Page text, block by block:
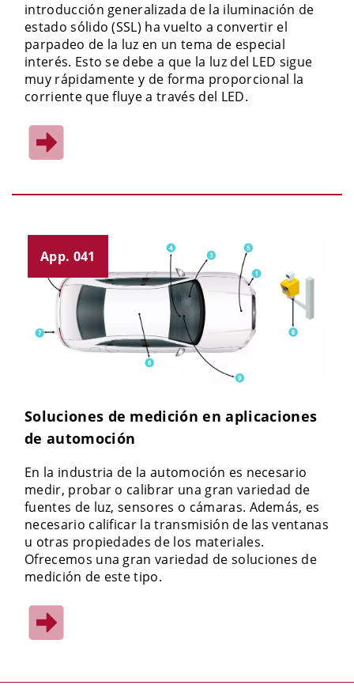
introducción generalizada de la iluminación de
estado sólido (SSL) ha vuelto a convertir el
parpadeo de la luz en un tema de especial
interés. Esto se debe a que la luz del LED sigue
muy rápidamente y de forma proporcional la
corriente que fluye a través del LED.
App. 041
Soluciones de medición en aplicaciones
de automoción
En la industria de la automoción es necesario
medir, probar o calibrar una gran variedad de
fuentes de luz, sensores o cámaras. Además, es
necesario calificar la transmisión de las ventanas
u otras propiedades de los materiales.
Ofrecemos una gran variedad de soluciones de
medición de este tipo.